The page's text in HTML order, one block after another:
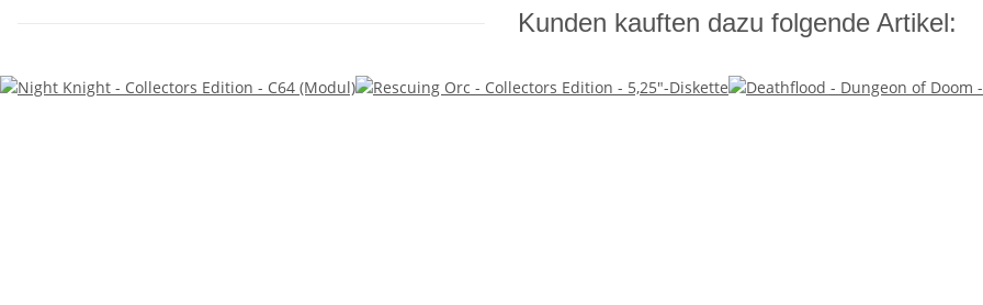
Kunden kauften dazu folgende Artikel: